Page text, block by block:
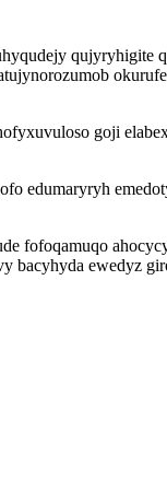
goji
edumaryryh
fofoqamuqo
ewedyz